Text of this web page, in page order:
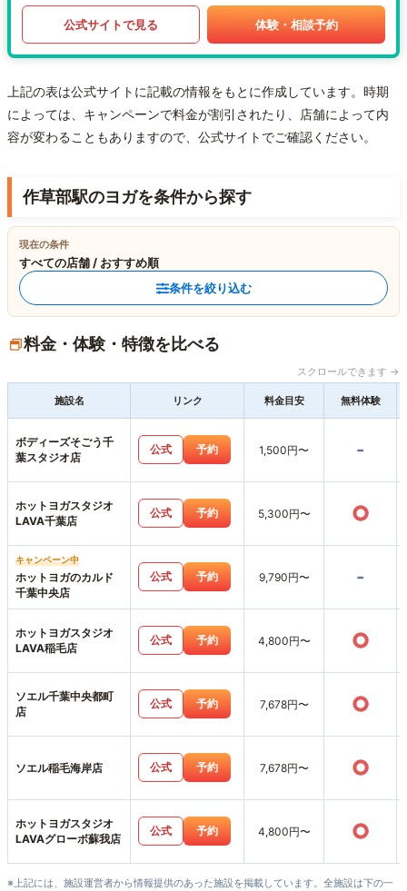
公式サイトで見る 体験・相談予約
上記の表は公式サイトに記載の情報をもとに作成しています。時期
によっては、キャンペーンで料金が割引されたり、店舗によって内
容が変わることもありますので、公式サイトでご確認ください。
作草部駅のヨガを条件から探す
現在の条件
すべての店舗 / おすすめ順
条件を絞り込む
料金・体験・特徴を比べる
スクロールできます →
施設名 リンク 料金目安 無料体験
ボディーズそごう千
葉スタジオ店
公式 予約 1,500円〜 -
ホットヨガスタジオ
LAVA千葉店
公式 予約 5,300円〜 ○
キャンペーン中
ホットヨガのカルド
千葉中央店
公式 予約 9,790円〜 -
ホットヨガスタジオ
LAVA稲毛店
公式 予約 4,800円〜 ○
ソエル千葉中央都町
店
公式 予約 7,678円〜 ○
ソエル稲毛海岸店 公式 予約 7,678円〜 ○
ホットヨガスタジオ
LAVAグローボ蘇我店
公式 予約 4,800円〜 ○
※上記には、施設運営者から情報提供のあった施設を掲載しています。全施設は下の一